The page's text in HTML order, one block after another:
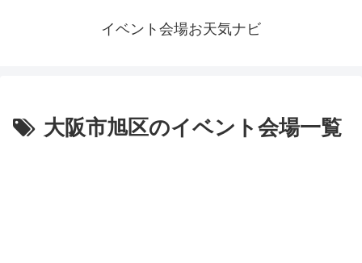
イベント会場お天気ナビ
大阪市旭区のイベント会場一覧